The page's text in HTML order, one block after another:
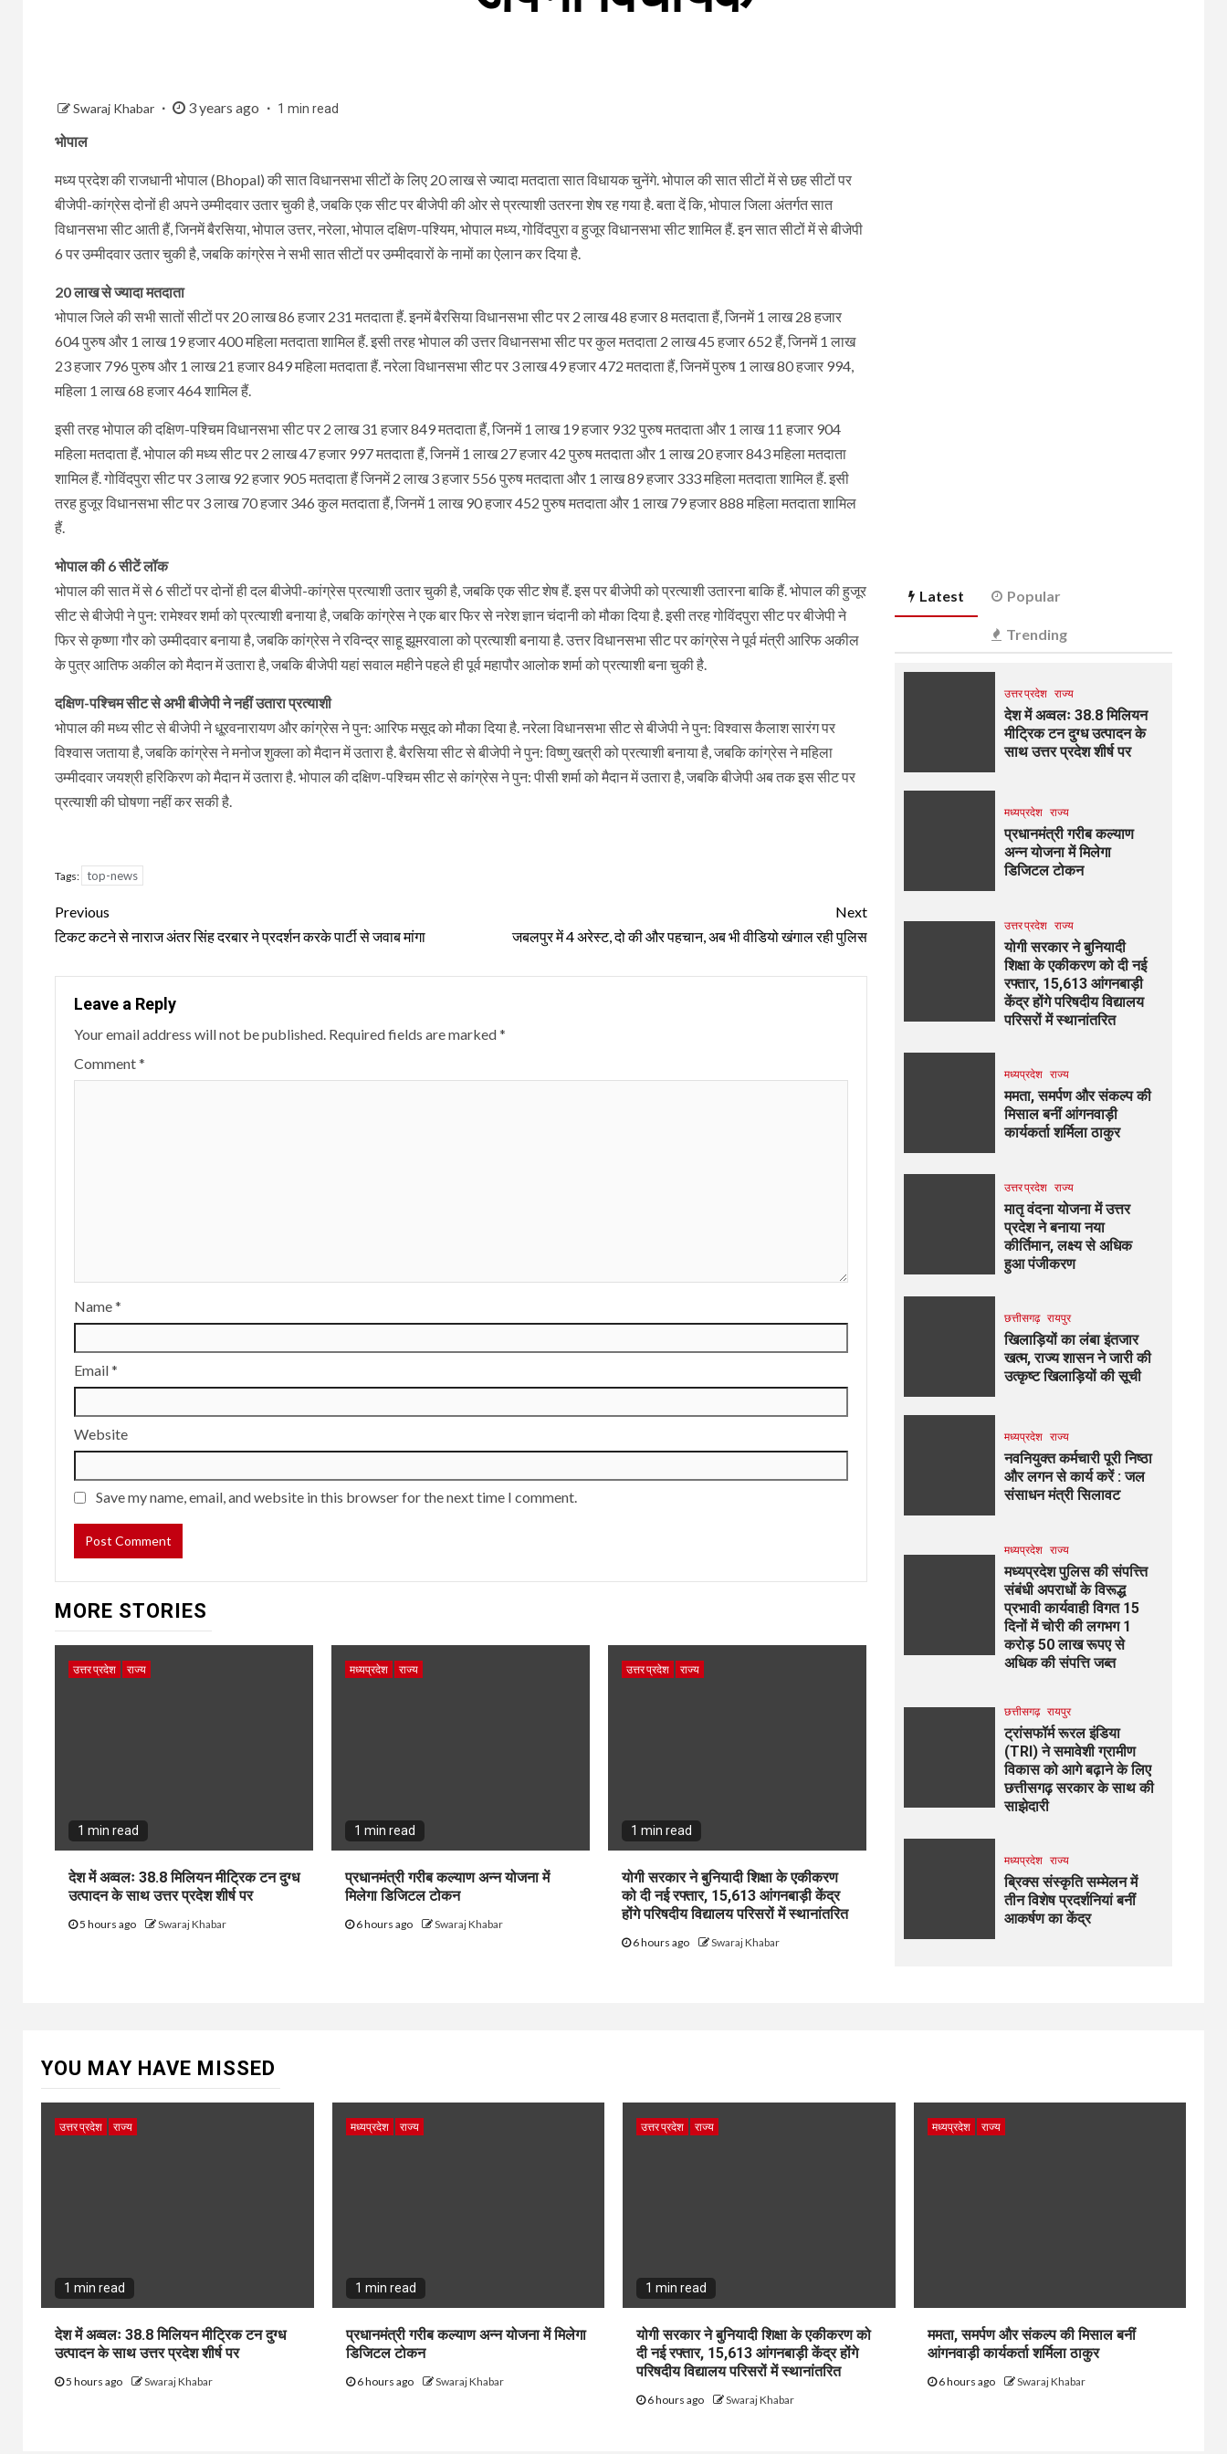
Swaraj Khabar 3 years ago 1 min read
भोपाल
मध्य प्रदेश की राजधानी भोपाल (Bhopal) की सात विधानसभा सीटों के लिए 20 लाख से ज्यादा मतदाता सात विधायक चुनेंगे. भोपाल की सात सीटों में से छह सीटों पर
बीजेपी-कांग्रेस दोनों ही अपने उम्मीदवार उतार चुकी है, जबकि एक सीट पर बीजेपी की ओर से प्रत्याशी उतरना शेष रह गया है. बता दें कि, भोपाल जिला अंतर्गत सात
विधानसभा सीट आती हैं, जिनमें बैरसिया, भोपाल उत्तर, नरेला, भोपाल दक्षिण-पश्यिम, भोपाल मध्य, गोविंदपुरा व हुजूर विधानसभा सीट शामिल हैं. इन सात सीटों में से बीजेपी
6 पर उम्मीदवार उतार चुकी है, जबकि कांग्रेस ने सभी सात सीटों पर उम्मीदवारों के नामों का ऐलान कर दिया है.
20 लाख से ज्यादा मतदाता
भोपाल जिले की सभी सातों सीटों पर 20 लाख 86 हजार 231 मतदाता हैं. इनमें बैरसिया विधानसभा सीट पर 2 लाख 48 हजार 8 मतदाता हैं, जिनमें 1 लाख 28 हजार
604 पुरुष और 1 लाख 19 हजार 400 महिला मतदाता शामिल हैं. इसी तरह भोपाल की उत्तर विधानसभा सीट पर कुल मतदाता 2 लाख 45 हजार 652 हैं, जिनमें 1 लाख
23 हजार 796 पुरुष और 1 लाख 21 हजार 849 महिला मतदाता हैं. नरेला विधानसभा सीट पर 3 लाख 49 हजार 472 मतदाता हैं, जिनमें पुरुष 1 लाख 80 हजार 994,
महिला 1 लाख 68 हजार 464 शामिल हैं.
इसी तरह भोपाल की दक्षिण-पश्चिम विधानसभा सीट पर 2 लाख 31 हजार 849 मतदाता हैं, जिनमें 1 लाख 19 हजार 932 पुरुष मतदाता और 1 लाख 11 हजार 904
महिला मतदाता हैं. भोपाल की मध्य सीट पर 2 लाख 47 हजार 997 मतदाता हैं, जिनमें 1 लाख 27 हजार 42 पुरुष मतदाता और 1 लाख 20 हजार 843 महिला मतदाता
शामिल हैं. गोविंदपुरा सीट पर 3 लाख 92 हजार 905 मतदाता हैं जिनमें 2 लाख 3 हजार 556 पुरुष मतदाता और 1 लाख 89 हजार 333 महिला मतदाता शामिल हैं. इसी
तरह हुजूर विधानसभा सीट पर 3 लाख 70 हजार 346 कुल मतदाता हैं, जिनमें 1 लाख 90 हजार 452 पुरुष मतदाता और 1 लाख 79 हजार 888 महिला मतदाता शामिल
हैं.
भोपाल की 6 सीटें लॉक
भोपाल की सात में से 6 सीटों पर दोनों ही दल बीजेपी-कांग्रेस प्रत्याशी उतार चुकी है, जबकि एक सीट शेष हैं. इस पर बीजेपी को प्रत्याशी उतारना बाकि हैं. भोपाल की हुजूर
सीट से बीजेपी ने पुन: रामेश्वर शर्मा को प्रत्याशी बनाया है, जबकि कांग्रेस ने एक बार फिर से नरेश ज्ञान चंदानी को मौका दिया है. इसी तरह गोविंदपुरा सीट पर बीजेपी ने
फिर से कृष्णा गौर को उम्मीदवार बनाया है, जबकि कांग्रेस ने रविन्द्र साहू झूमरवाला को प्रत्याशी बनाया है. उत्तर विधानसभा सीट पर कांग्रेस ने पूर्व मंत्री आरिफ अकील
के पुत्र आतिफ अकील को मैदान में उतारा है, जबकि बीजेपी यहां सवाल महीने पहले ही पूर्व महापौर आलोक शर्मा को प्रत्याशी बना चुकी है.
दक्षिण-पश्चिम सीट से अभी बीजेपी ने नहीं उतारा प्रत्याशी
भोपाल की मध्य सीट से बीजेपी ने धू्रवनारायण और कांग्रेस ने पुन: आरिफ मसूद को मौका दिया है. नरेला विधानसभा सीट से बीजेपी ने पुन: विश्वास कैलाश सारंग पर
विश्वास जताया है, जबकि कांग्रेस ने मनोज शुक्ला को मैदान में उतारा है. बैरसिया सीट से बीजेपी ने पुन: विष्णु खत्री को प्रत्याशी बनाया है, जबकि कांग्रेस ने महिला
उम्मीदवार जयश्री हरिकिरण को मैदान में उतारा है. भोपाल की दक्षिण-पश्चिम सीट से कांग्रेस ने पुन: पीसी शर्मा को मैदान में उतारा है, जबकि बीजेपी अब तक इस सीट पर
प्रत्याशी की घोषणा नहीं कर सकी है.
Tags: top-news
Continue
Reading
Previous
टिकट कटने से नाराज अंतर सिंह दरबार ने प्रदर्शन करके पार्टी से जवाब मांगा
Next
जबलपुर में 4 अरेस्ट, दो की और पहचान, अब भी वीडियो खंगाल रही पुलिस
Leave a Reply
Your email address will not be published. Required fields are marked*
Comment*
Name*
Email*
Website
Save my name, email, and website in this browser for the next time I comment.
MORE STORIES
उत्तर प्रदेश राज्य
1 min read
देश में अव्वलः 38.8 मिलियन मीट्रिक टन दुग्ध
उत्पादन के साथ उत्तर प्रदेश शीर्ष पर
5 hours ago Swaraj Khabar
मध्यप्रदेश राज्य
1 min read
प्रधानमंत्री गरीब कल्याण अन्न योजना में
मिलेगा डिजिटल टोकन
6 hours ago Swaraj Khabar
उत्तर प्रदेश राज्य
1 min read
योगी सरकार ने बुनियादी शिक्षा के एकीकरण
को दी नई रफ्तार, 15,613 आंगनबाड़ी केंद्र
होंगे परिषदीय विद्यालय परिसरों में स्थानांतरित
6 hours ago Swaraj Khabar
Latest Popular
Trending
उत्तर प्रदेश राज्य
देश में अव्वलः 38.8 मिलियन
मीट्रिक टन दुग्ध उत्पादन के
साथ उत्तर प्रदेश शीर्ष पर
मध्यप्रदेश राज्य
प्रधानमंत्री गरीब कल्याण
अन्न योजना में मिलेगा
डिजिटल टोकन
उत्तर प्रदेश राज्य
योगी सरकार ने बुनियादी
शिक्षा के एकीकरण को दी नई
रफ्तार, 15,613 आंगनबाड़ी
केंद्र होंगे परिषदीय विद्यालय
परिसरों में स्थानांतरित
मध्यप्रदेश राज्य
ममता, समर्पण और संकल्प की
मिसाल बनीं आंगनवाड़ी
कार्यकर्ता शर्मिला ठाकुर
उत्तर प्रदेश राज्य
मातृ वंदना योजना में उत्तर
प्रदेश ने बनाया नया
कीर्तिमान, लक्ष्य से अधिक
हुआ पंजीकरण
छत्तीसगढ़ रायपुर
खिलाड़ियों का लंबा इंतजार
खत्म, राज्य शासन ने जारी की
उत्कृष्ट खिलाड़ियों की सूची
मध्यप्रदेश राज्य
नवनियुक्त कर्मचारी पूरी निष्ठा
और लगन से कार्य करें : जल
संसाधन मंत्री सिलावट
मध्यप्रदेश राज्य
मध्यप्रदेश पुलिस की संपत्त्ति
संबंधी अपराधों के विरूद्ध
प्रभावी कार्यवाही विगत 15
दिनों में चोरी की लगभग 1
करोड़ 50 लाख रूपए से
अधिक की संपत्ति जब्‍त
छत्तीसगढ़ रायपुर
ट्रांसफॉर्म रूरल इंडिया
(TRI) ने समावेशी ग्रामीण
विकास को आगे बढ़ाने के लिए
छत्तीसगढ़ सरकार के साथ की
साझेदारी
मध्यप्रदेश राज्य
ब्रिक्स संस्कृति सम्मेलन में
तीन विशेष प्रदर्शनियां बनीं
आकर्षण का केंद्र
YOU MAY HAVE MISSED
उत्तर प्रदेश राज्य
1 min read
देश में अव्वलः 38.8 मिलियन मीट्रिक टन दुग्ध
उत्पादन के साथ उत्तर प्रदेश शीर्ष पर
5 hours ago Swaraj Khabar
मध्यप्रदेश राज्य
1 min read
प्रधानमंत्री गरीब कल्याण अन्न योजना में मिलेगा
डिजिटल टोकन
6 hours ago Swaraj Khabar
उत्तर प्रदेश राज्य
1 min read
योगी सरकार ने बुनियादी शिक्षा के एकीकरण को
दी नई रफ्तार, 15,613 आंगनबाड़ी केंद्र होंगे
परिषदीय विद्यालय परिसरों में स्थानांतरित
6 hours ago Swaraj Khabar
मध्यप्रदेश राज्य
ममता, समर्पण और संकल्प की मिसाल बनीं
आंगनवाड़ी कार्यकर्ता शर्मिला ठाकुर
6 hours ago Swaraj Khabar